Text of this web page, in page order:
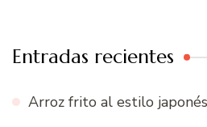
Entradas recientes
Arroz frito al estilo japonés